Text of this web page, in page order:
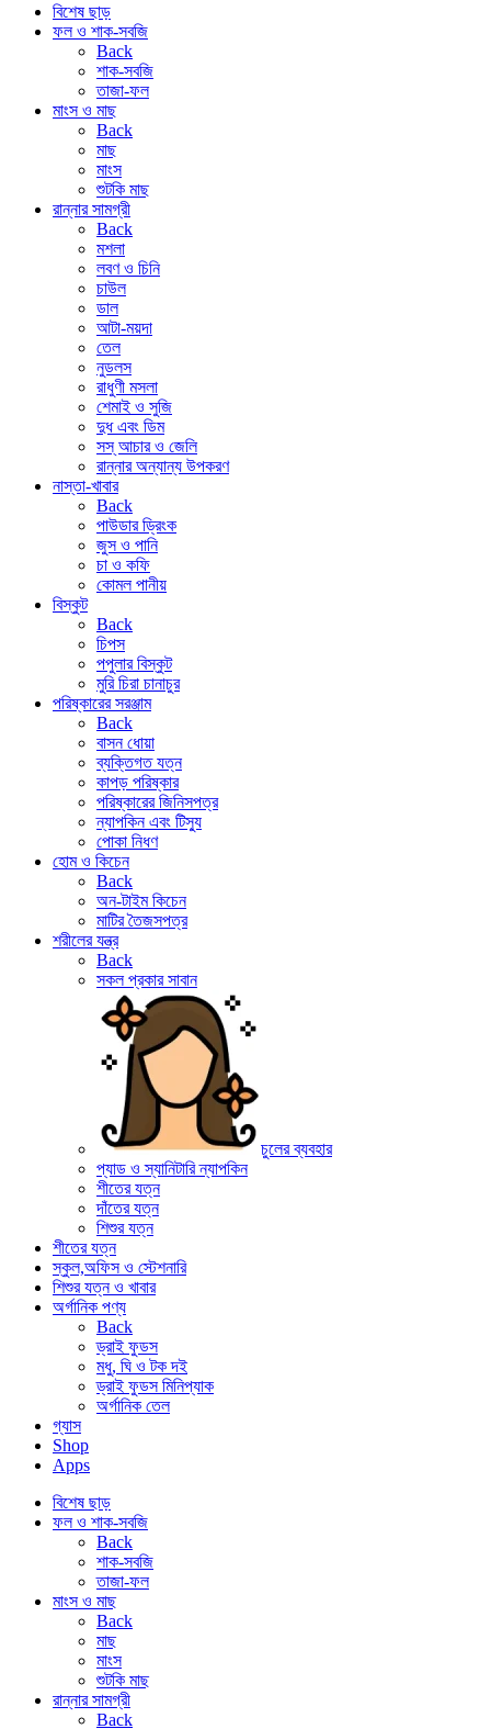
বিশেষ ছাড়
ফল ও শাক-সবজি
Back
শাক-সবজি
তাজা-ফল
মাংস ও মাছ
Back
মাছ
মাংস
শুটকি মাছ
রান্নার সামগ্রী
Back
মশলা
লবণ ও চিনি
চাউল
ডাল
আটা-ময়দা
তেল
নুডলস
রাধুণী মসলা
শেমাই ও সুজি
দুধ এবং ডিম
সস্ আচার ও জেলি
রান্নার অন্যান্য উপকরণ
নাস্তা-খাবার
Back
পাউডার ড্রিংক
জুস ও পানি
চা ও কফি
কোমল পানীয়
বিস্কুট
Back
চিপস
পপুলার বিস্কুট
মুরি চিরা চানাচুর
পরিষ্কারের সরঞ্জাম
Back
বাসন ধোয়া
ব্যক্তিগত যত্ন
কাপড় পরিষ্কার
পরিষ্কারের জিনিসপত্র
ন্যাপকিন এবং টিস্যু
পোকা নিধণ
হোম ও কিচেন
Back
অন-টাইম কিচেন
মাটির তৈজসপত্র
শরীলের যন্ত্র
Back
সকল প্রকার সাবান
চুলের ব্যবহার
প্যাড ও স্যানিটারি ন্যাপকিন
শীতের যত্ন
দাঁতের যত্ন
শিশুর যত্ন
শীতের যত্ন
স্কুল,অফিস ও স্টেশনারি
শিশুর যত্ন ও খাবার
অর্গানিক পণ্য
Back
ড্রাই ফুডস
মধু, ঘি ও টক দই
ড্রাই ফুডস মিনিপ্যাক
অর্গানিক তেল
গ্যাস
Shop
Apps
বিশেষ ছাড়
ফল ও শাক-সবজি
Back
শাক-সবজি
তাজা-ফল
মাংস ও মাছ
Back
মাছ
মাংস
শুটকি মাছ
রান্নার সামগ্রী
Back